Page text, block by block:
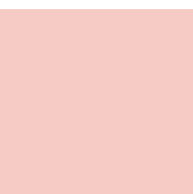
de acesta. Un material bun,
un prosop. Contactul
piatră (de exemplu,
întotdeauna spălarea de